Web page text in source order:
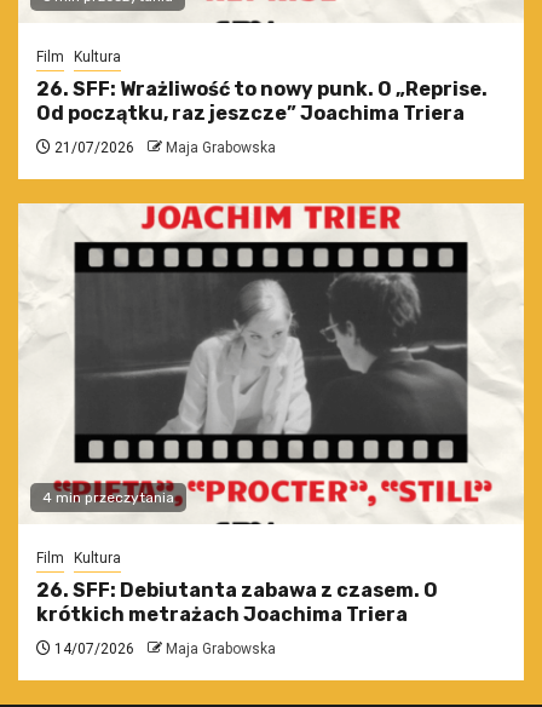
Film Kultura
26. SFF: Wrażliwość to nowy punk. O „Reprise.
Od początku, raz jeszcze” Joachima Triera
21/07/2026 Maja Grabowska
4 min przeczytania
Film Kultura
26. SFF: Debiutanta zabawa z czasem. O
krótkich metrażach Joachima Triera
14/07/2026 Maja Grabowska